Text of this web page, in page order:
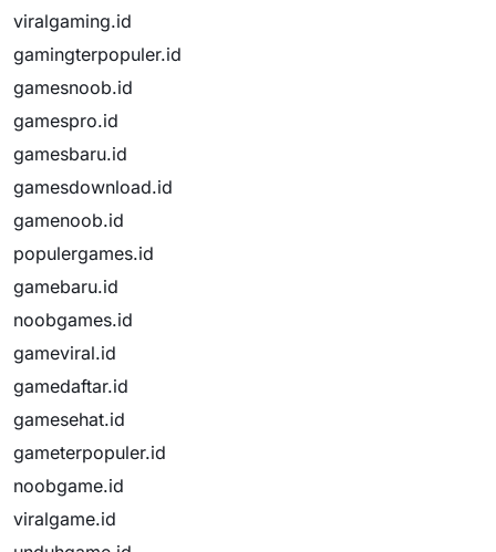
viralgaming.id
gamingterpopuler.id
gamesnoob.id
gamespro.id
gamesbaru.id
gamesdownload.id
gamenoob.id
populergames.id
gamebaru.id
noobgames.id
gameviral.id
gamedaftar.id
gamesehat.id
gameterpopuler.id
noobgame.id
viralgame.id